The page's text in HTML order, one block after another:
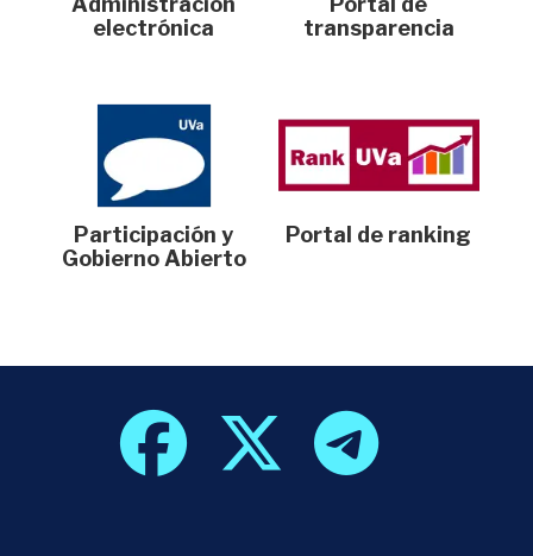
electrónica
transparencia
Participación y
Gobierno Abierto
Portal de ranking